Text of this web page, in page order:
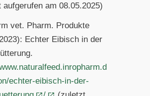
aufgerufen am 08.05.2025)
vet. Pharm. Produkte
Echter Eibisch in der
echter-eibisch-in-der-